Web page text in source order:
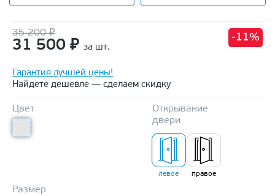
35 200 ₽
31 500 ₽ за шт.
-11%
Гарантия лучшей цены!
Найдете дешевле — сделаем скидку
Цвет
Открывание
двери
левое правое
Размер